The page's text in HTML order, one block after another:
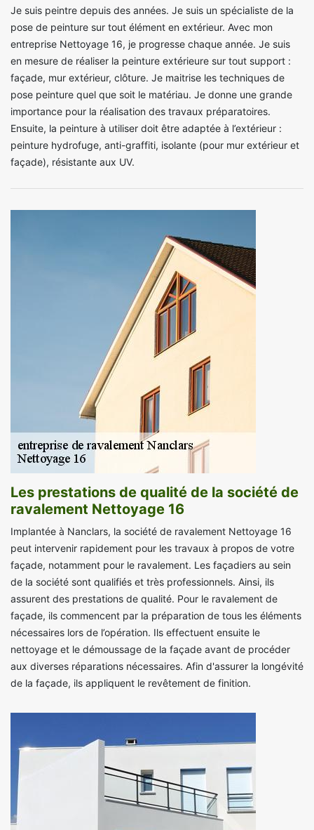
Je suis peintre depuis des années. Je suis un spécialiste de la
pose de peinture sur tout élément en extérieur. Avec mon
entreprise Nettoyage 16, je progresse chaque année. Je suis
en mesure de réaliser la peinture extérieure sur tout support :
façade, mur extérieur, clôture. Je maitrise les techniques de
pose peinture quel que soit le matériau. Je donne une grande
importance pour la réalisation des travaux préparatoires.
Ensuite, la peinture à utiliser doit être adaptée à l’extérieur :
peinture hydrofuge, anti-graffiti, isolante (pour mur extérieur et
façade), résistante aux UV.
Les prestations de qualité de la société de
ravalement Nettoyage 16
Implantée à Nanclars, la société de ravalement Nettoyage 16
peut intervenir rapidement pour les travaux à propos de votre
façade, notamment pour le ravalement. Les façadiers au sein
de la société sont qualifiés et très professionnels. Ainsi, ils
assurent des prestations de qualité. Pour le ravalement de
façade, ils commencent par la préparation de tous les éléments
nécessaires lors de l’opération. Ils effectuent ensuite le
nettoyage et le démoussage de la façade avant de procéder
aux diverses réparations nécessaires. Afin d'assurer la longévité
de la façade, ils appliquent le revêtement de finition.